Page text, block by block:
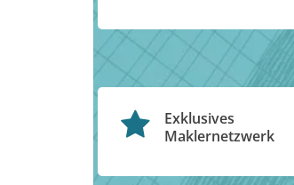
Exklusives
Maklernetzwerk